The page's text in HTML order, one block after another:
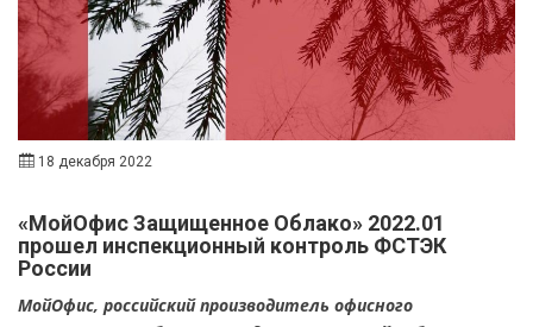
18 декабря 2022
«МойОфис Защищенное Облако» 2022.01
прошел инспекционный контроль ФСТЭК
России
МойОфис, российский производитель офисного